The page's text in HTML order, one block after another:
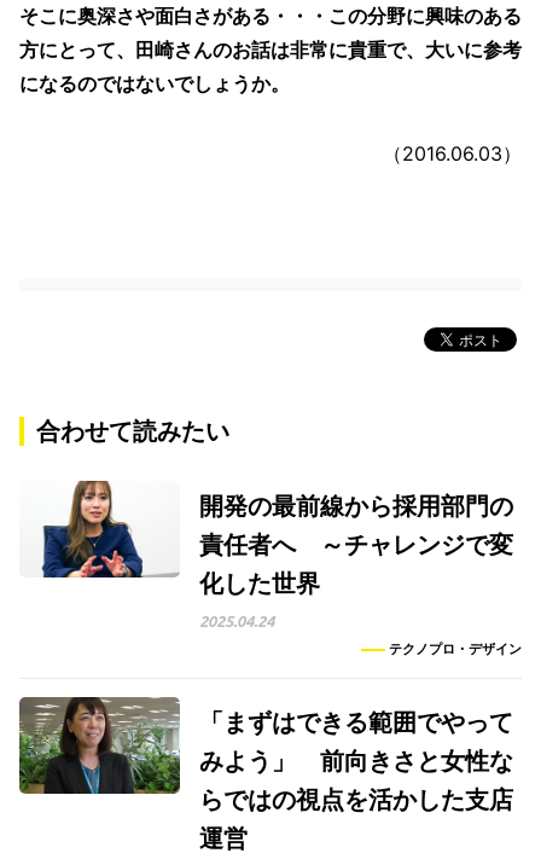
そこに奥深さや面白さがある・・・この分野に興味のある
方にとって、田崎さんのお話は非常に貴重で、大いに参考
になるのではないでしょうか。
（2016.06.03）
合わせて読みたい
開発の最前線から採用部門の
責任者へ ～チャレンジで変
化した世界
2025.04.24
テクノプロ・デザイン
「まずはできる範囲でやって
みよう」 前向きさと女性な
らではの視点を活かした支店
運営